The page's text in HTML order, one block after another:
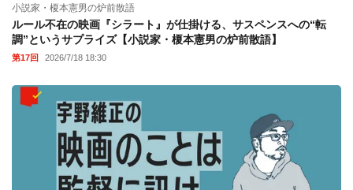
小説家・榎本憲男の炉前散語
ルール不在の映画『シラート』が仕掛ける、サスペンスへの“転
調”というサプライズ【小説家・榎本憲男の炉前散語】
第17回 2026/7/18 18:30